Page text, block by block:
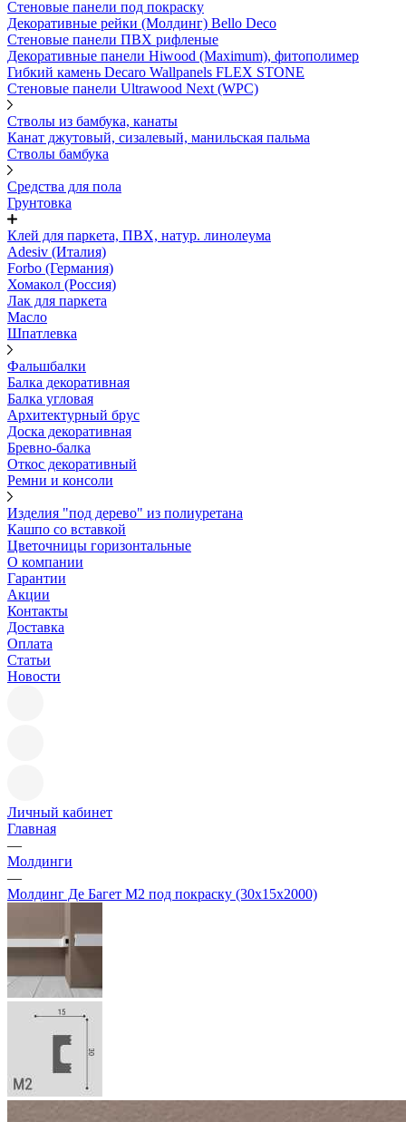
Стеновые панели под покраску
Декоративные рейки (Молдинг) Bello Deco
Стеновые панели ПВХ рифленыe
Декоративные панели Hiwood (Maximum), фитополимер
Гибкий камень Decaro Wallpanels FLEX STONE
Стеновые панели Ultrawood Next (WPC)
Стволы из бамбука, канаты
Канат джутовый, сизалевый, манильская пальма
Стволы бамбука
Средства для пола
Грунтовка
Клей для паркета, ПВХ, натур. линолеума
Adesiv (Италия)
Forbo (Германия)
Хомакол (Россия)
Лак для паркета
Масло
Шпатлевка
Фальшбалки
Балка декоративная
Балка угловая
Архитектурный брус
Доска декоративная
Бревно-балка
Откос декоративный
Ремни и консоли
Изделия "под дерево" из полиуретана
Кашпо со вставкой
Цветочницы горизонтальные
О компании
Гарантии
Акции
Контакты
Доставка
Оплата
Статьи
Новости
Личный кабинет
Главная
—
Молдинги
—
Молдинг Де Багет M2 под покраску (30х15х2000)